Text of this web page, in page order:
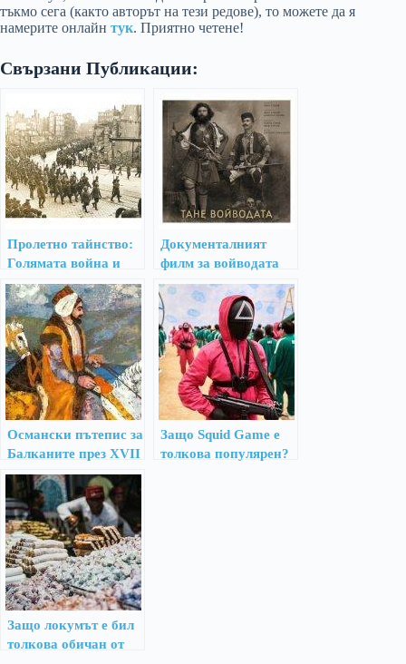
тъкмо сега (както авторът на тези редове), то можете да я
намерите онлайн тук. Приятно четене!
Свързани Публикации:
Пролетно тайнство:
Голямата война и
раждането на
модерната епоха
Документалният
филм за войводата
Тане Николов е
шедьовър
Османски пътепис за
Балканите през XVII
век – интересен
исторически извор
Защо Squid Game е
толкова популярен?
Защо локумът е бил
толкова обичан от